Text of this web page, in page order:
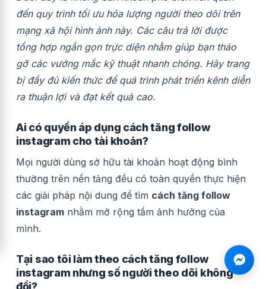
đến quy trình tối ưu hóa lượng người theo dõi trên
mạng xã hội hình ảnh này. Các câu trả lời được
tổng hợp ngắn gọn trực diện nhằm giúp bạn tháo
gỡ các vướng mắc kỹ thuật nhanh chóng. Hãy trang
bị đầy đủ kiến thức để quá trình phát triển kênh diễn
ra thuận lợi và đạt kết quả cao.
Ai có quyền áp dụng cách tăng follow
instagram cho tài khoản?
Mọi người dùng sở hữu tài khoản hoạt động bình
thường trên nền tảng đều có toàn quyền thực hiện
các giải pháp nội dung để tìm cách tăng follow
instagram nhằm mở rộng tầm ảnh hưởng của
mình.
Tại sao tôi làm theo cách tăng follow
instagram nhưng số người theo dõi không
đổi?